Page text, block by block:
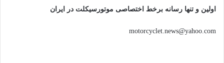
اولین و تنها رسانه برخط اختصاصی موتورسیکلت در ایران
motorcyclet.news@yahoo.com